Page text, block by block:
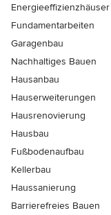
Energieeffizienzhäuser
Fundamentarbeiten
Garagenbau
Nachhaltiges Bauen
Hausanbau
Hauserweiterungen
Hausrenovierung
Hausbau
Fußbodenaufbau
Kellerbau
Haussanierung
Barrierefreies Bauen